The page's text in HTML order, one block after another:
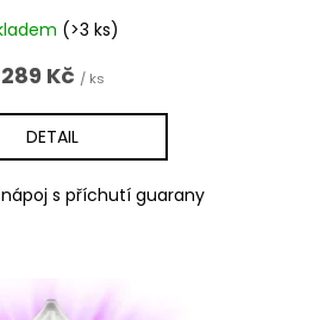
(>3 ks)
289 Kč / ks
DETAIL
s příchutí guarany